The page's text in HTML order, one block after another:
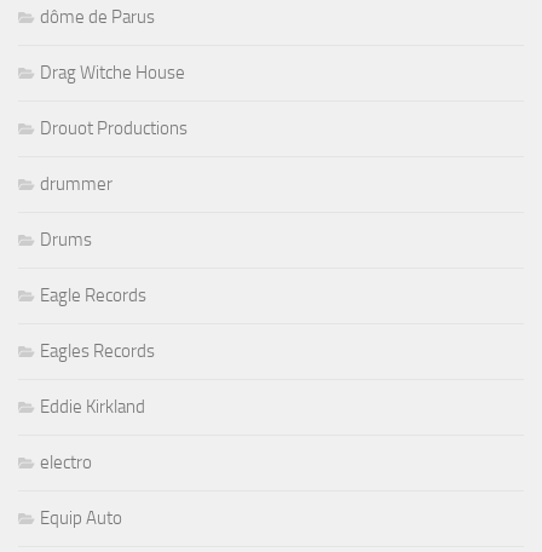
dôme de Parus
Drag Witche House
Drouot Productions
drummer
Drums
Eagle Records
Eagles Records
Eddie Kirkland
electro
Equip Auto